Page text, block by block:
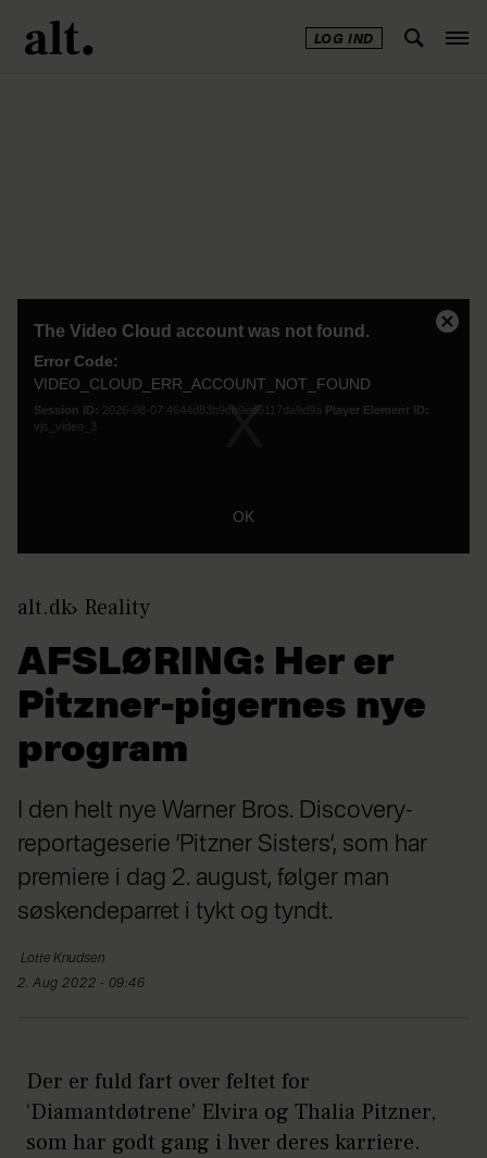
LOG IND
modal
window.
The Video Cloud account was not found.
Error Code:
VIDEO_CLOUD_ERR_ACCOUNT_NOT_FOUND
Session ID: 2026-08-07:4644d83b9cb9ed6117da9d9a Player Element ID:
vjs_video_3
OK
Close
alt.dk Reality
AFSLØRING: Her er
Pitzner-pigernes nye
program
I den helt nye Warner Bros. Discovery-
reportageserie ’Pitzner Sisters’, som har
premiere i dag 2. august, følger man
søskendeparret i tykt og tyndt.
Lotte Knudsen
2. Aug 2022 - 09:46
Der er fuld fart over feltet for
‘Diamantdøtrene’ Elvira og Thalia Pitzner,
som har godt gang i hver deres karriere.